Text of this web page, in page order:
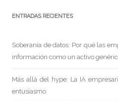
ENTRADAS RECIENTES
Soberanía de datos: Por qué las
información como un activo
Más allá del hype: La IA
entusiasmo